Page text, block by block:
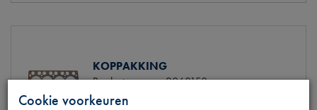
KOPPAKKING
Productnummer2060150
Maten
Cookie voorkeuren